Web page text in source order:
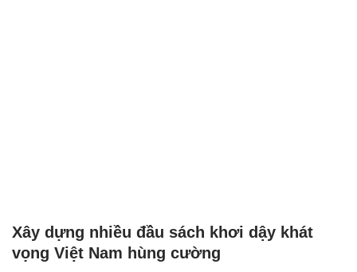
Xây dựng nhiều đầu sách khơi dậy khát
vọng Việt Nam hùng cường